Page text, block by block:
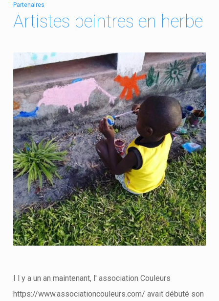
Partenaires
Artistes peintres en herbe
I l y a un an maintenant, l' association Couleurs
https://www.associationcouleurs.com/ avait débuté son